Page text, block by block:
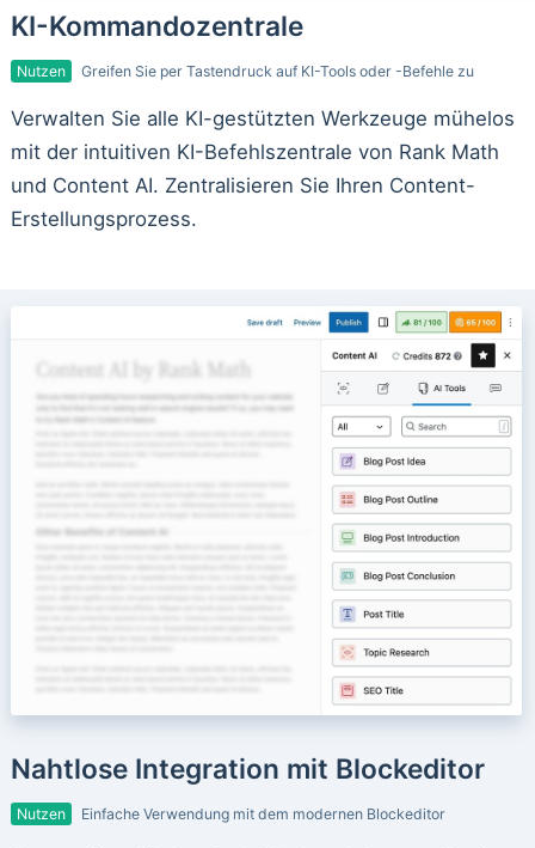
KI-Kommandozentrale
Nutzen Greifen Sie per Tastendruck auf KI-Tools oder -Befehle zu
Verwalten Sie alle KI-gestützten Werkzeuge mühelos
mit der intuitiven KI-Befehlszentrale von Rank Math
und Content AI. Zentralisieren Sie Ihren Content-
Erstellungsprozess.
Nahtlose Integration mit Blockeditor
Nutzen Einfache Verwendung mit dem modernen Blockeditor